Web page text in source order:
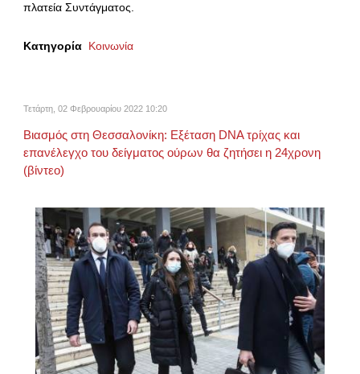
πλατεία Συντάγματος.
Κατηγορία Κοινωνία
Τετάρτη, 02 Φεβρουαρίου 2022 10:20
Βιασμός στη Θεσσαλονίκη: Εξέταση DNA τρίχας και
επανέλεγχο του δείγματος ούρων θα ζητήσει η 24χρονη
(βίντεο)